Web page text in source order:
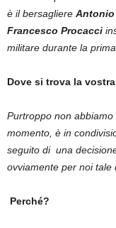
è il bersagliere Antonio
Francesco Procacci
militare durante la
Dove si trova la
Purtroppo non
momento, è in
seguito di una
ovviamente per noi tale
Perché?